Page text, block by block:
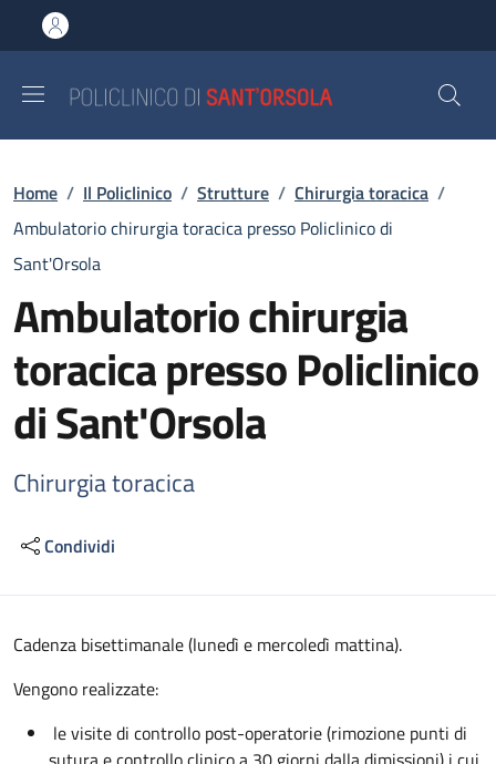
al contenuto principale
to footer content
Briciole di pane
Home / Il Policlinico / Strutture / Chirurgia toracica /
Ambulatorio chirurgia toracica presso Policlinico di
Sant'Orsola
Ambulatorio chirurgia
toracica presso Policlinico
di Sant'Orsola
Chirurgia toracica
Condividi
Descrizione
Cadenza bisettimanale (lunedì e mercoledì mattina).
Vengono realizzate:
le visite di controllo post-operatorie (rimozione punti di